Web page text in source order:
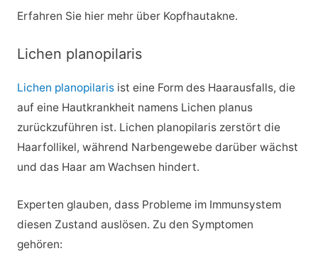
Erfahren Sie hier mehr über Kopfhautakne.
Lichen planopilaris
Lichen planopilarisist eine Form des Haarausfalls, die
auf eine Hautkrankheit namens Lichen planus
zurückzuführen ist. Lichen planopilaris zerstört die
Haarfollikel, während Narbengewebe darüber wächst
und das Haar am Wachsen hindert.
Experten glauben, dass Probleme im Immunsystem
diesen Zustand auslösen. Zu den Symptomen
gehören: